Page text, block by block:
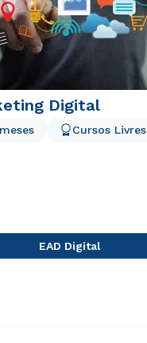
Digital
Cursos Livres
EAD Digital